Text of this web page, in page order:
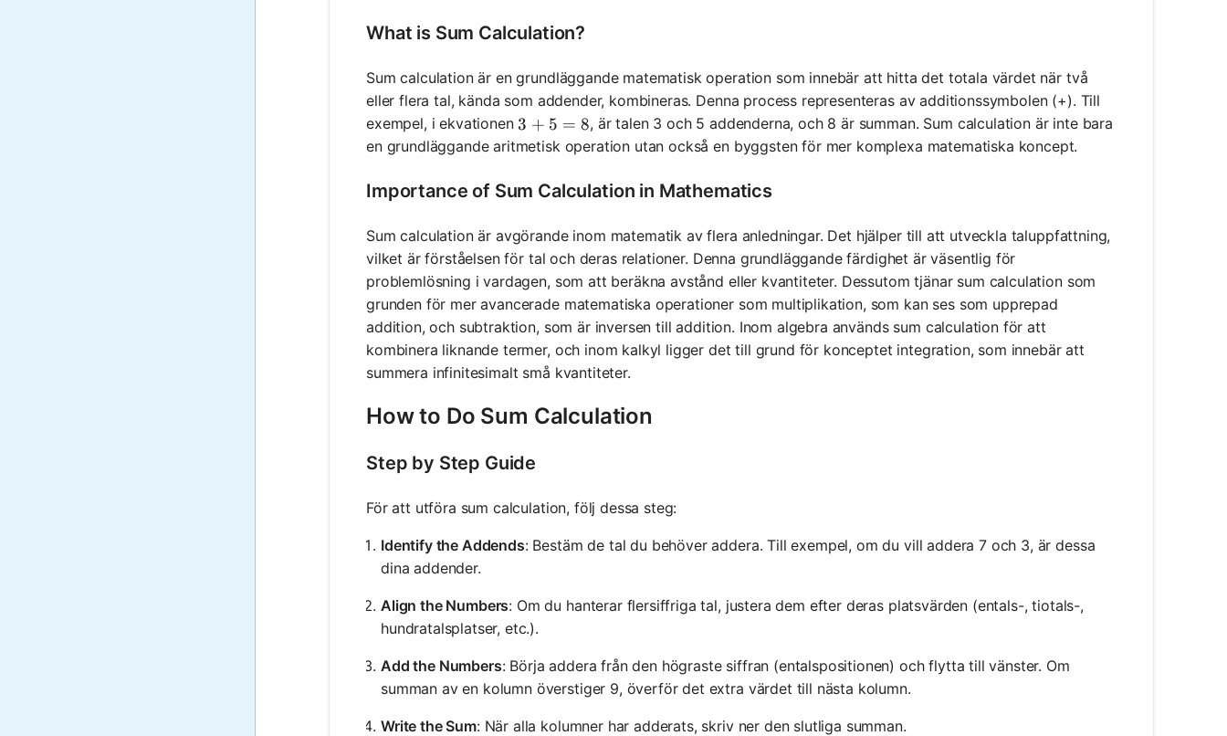
What is Sum Calculation?
Sum calculation är en grundläggande matematisk operation som innebär att hitta det totala värdet när två
eller flera tal, kända som addender, kombineras. Denna process representeras av additionssymbolen (+). Till
exempel, i ekvationen3 + 5 = 8
3 + 5 = 8, är talen 3 och 5 addenderna, och 8 är summan. Sum calculation är inte bara
en grundläggande aritmetisk operation utan också en byggsten för mer komplexa matematiska koncept.
Importance of Sum Calculation in Mathematics
Sum calculation är avgörande inom matematik av flera anledningar. Det hjälper till att utveckla taluppfattning,
vilket är förståelsen för tal och deras relationer. Denna grundläggande färdighet är väsentlig för
problemlösning i vardagen, som att beräkna avstånd eller kvantiteter. Dessutom tjänar sum calculation som
grunden för mer avancerade matematiska operationer som multiplikation, som kan ses som upprepad
addition, och subtraktion, som är inversen till addition. Inom algebra används sum calculation för att
kombinera liknande termer, och inom kalkyl ligger det till grund för konceptet integration, som innebär att
summera infinitesimalt små kvantiteter.
How to Do Sum Calculation
Step by Step Guide
För att utföra sum calculation, följ dessa steg:
Identify the Addends: Bestäm de tal du behöver addera. Till exempel, om du vill addera 7 och 3, är dessa
dina addender.
Align the Numbers: Om du hanterar flersiffriga tal, justera dem efter deras platsvärden (entals-, tiotals-,
hundratalsplatser, etc.).
Add the Numbers: Börja addera från den högraste siffran (entalspositionen) och flytta till vänster. Om
summan av en kolumn överstiger 9, överför det extra värdet till nästa kolumn.
Write the Sum: När alla kolumner har adderats, skriv ner den slutliga summan.